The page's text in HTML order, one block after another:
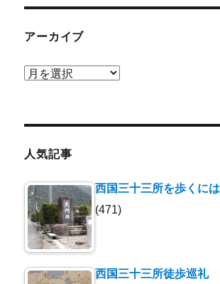
アーカイブ
ア
ブ
人気記事
西国三十三所を歩くには
(471)
西国三十三所徒歩巡礼